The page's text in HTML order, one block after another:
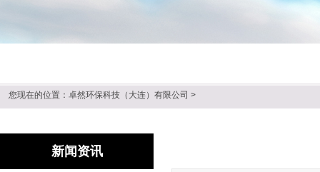
新闻资讯
您现在的位置： 卓然环保科技（大连）有限公司 >